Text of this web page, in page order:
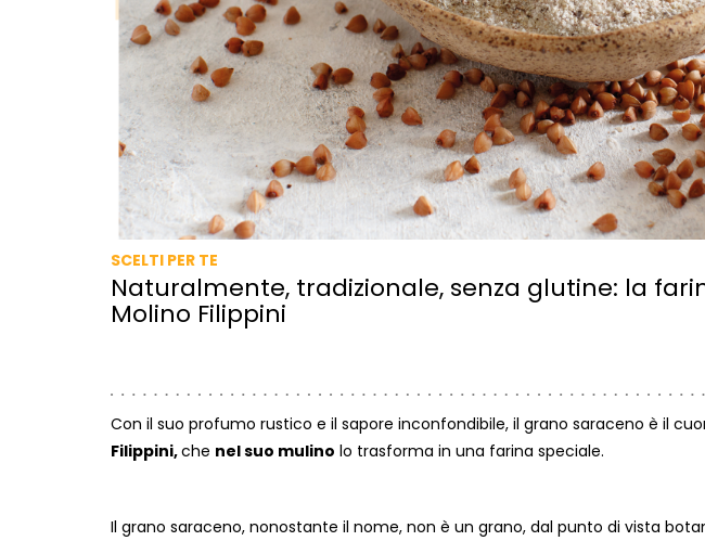
SCELTI PER TE
Naturalmente, tradizionale, senza glutine: la
Molino Filippini
Con il suo profumo rustico e il sapore inconfondibile, il grano saraceno è il
Filippini,che nel suo mulino lo trasforma in una farina speciale.
Il grano saraceno, nonostante il nome, non è un grano, dal punto di vista